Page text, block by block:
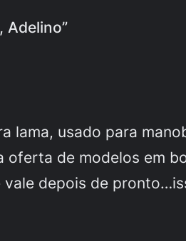
Adelino”
lama, usado para
de modelos em
depois de